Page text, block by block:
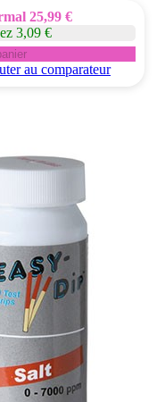
25,99 €
3,09 €
au comparateur